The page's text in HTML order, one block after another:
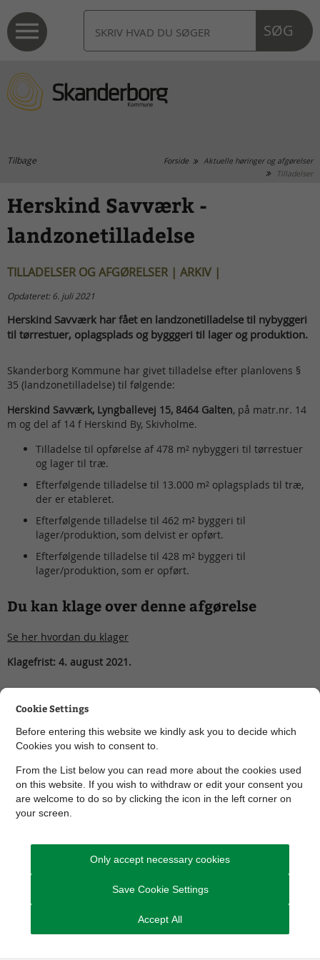
SØG
Tilbage Forside
Aktuelle høringer og afgørelser
Tilladelser
Herskind Savværk -
landzonetilladelse
TILLADELSER OG AFGØRELSER | ARKIV |
Opdateret: 6. juli 2021
Herskind Savværk har fået en landzonetilladelse til nybyggeri
til tørrestuer, oplagsplads og bygggeri til lager og produktion.
Skanderborg Kommune har givet tilladelse efter planlovens §
35 (landzonetilladelse) til følgende:
Herskind Savværk, Lyngballevej 15, 8464 Galten, på matr.nr. 14
m og del af 14 f Herskind By, Skivholme.
Tilladelse til opførelse af 478 m² nybyggeri til tørrestuer
og lager til træ.
Efterfølgende tilladelse til 13.000 m² oplagsplads til træ,
der er etableret.
Efterfølgende tilladelse til 462 m² byggeri til
lager/produktion, som delvist er opført.
Efterfølgende tilladelse til 428 m² byggeri til
lager/produktion, som er opført.
Du kan klage over denne afgørelse
Se her hvordan du klager
Klagefrist: 4. august 2021.
Du kan se landzonetilladelsen her
(pdf)
ARKIVERET
Cookie Settings
Before entering this website we kindly ask you to decide which
Cookies you wish to consent to.
From the List below you can read more about the cookies used
on this website. If you wish to withdraw or edit your consent you
are welcome to do so by clicking the icon in the left corner on
your screen.
Only accept necessary cookies
Save Cookie Settings
Accept All